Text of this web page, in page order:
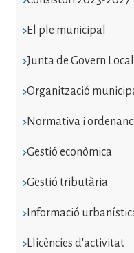
El ple municipal
Junta de Govern Local
Organització
Normativa i
Gestió econòmica
Gestió tributària
Informació
Llicències d'activitat